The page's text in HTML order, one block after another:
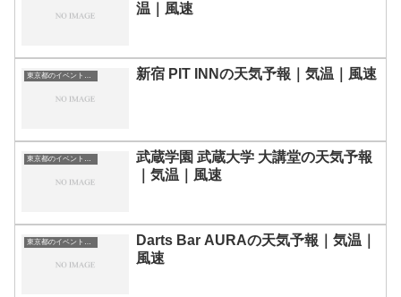
温｜風速
東京都のイベント会場一覧 新宿 PIT INNの天気予報｜気温｜風速
東京都のイベント会場一覧
武蔵学園 武蔵大学 大講堂の天気予報
｜気温｜風速
東京都のイベント会場一覧
Darts Bar AURAの天気予報｜気温｜
風速